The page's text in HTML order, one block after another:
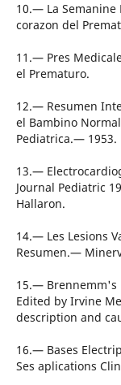
10.— La Semanine
corazon del
11.— Pres
el Prematuro.
12.— Resumen
el Bambino
Pediatrica.— 1953.
13.—
Journal Pediatric
Hallaron.
14.— Les Lesions
Resumen.—
15.— Brennemm's
Edited by Irvine
description and
16.— Bases
Ses aplications